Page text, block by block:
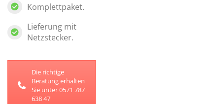
Komplettpaket.
Lieferung mit
Netzstecker.
Die richtige
Beratung erhalten
Sie unter 0571 787
638 47